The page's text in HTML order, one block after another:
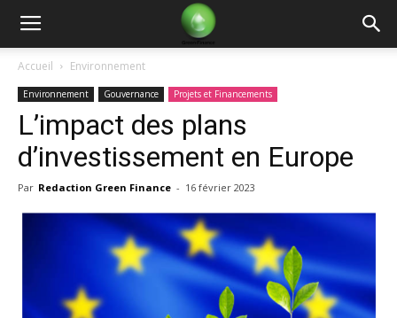
Green
Finance
Accueil Environnement
Environnement Gouvernance Projets et Financements
L’impact des plans
d’investissement en Europe
Par Redaction Green Finance - 16 février 2023